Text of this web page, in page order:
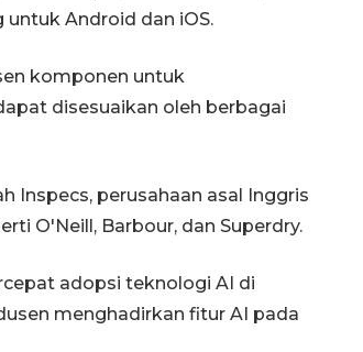
Android dan iOS.
komponen untuk
disesuaikan oleh berbagai
Inspecs, perusahaan asal Inggris
O'Neill, Barbour, dan Superdry.
adopsi teknologi AI di
menghadirkan fitur AI pada